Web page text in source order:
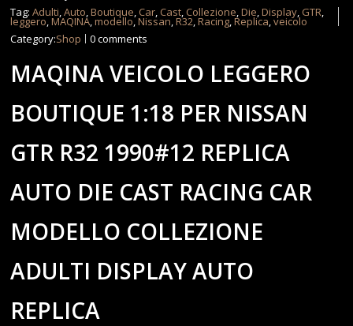
Tag:Adulti,Auto,Boutique, Car, Cast, Collezione,Die,Display, GTR,
leggero,MAQINA,modello,Nissan,R32,Racing,Replica,veicolo
Category:Shop 0 comments
MAQINA VEICOLO LEGGERO
BOUTIQUE 1:18 PER NISSAN
GTR R32 1990#12 REPLICA
AUTO DIE CAST RACING CAR
MODELLO COLLEZIONE
ADULTI DISPLAY AUTO
REPLICA